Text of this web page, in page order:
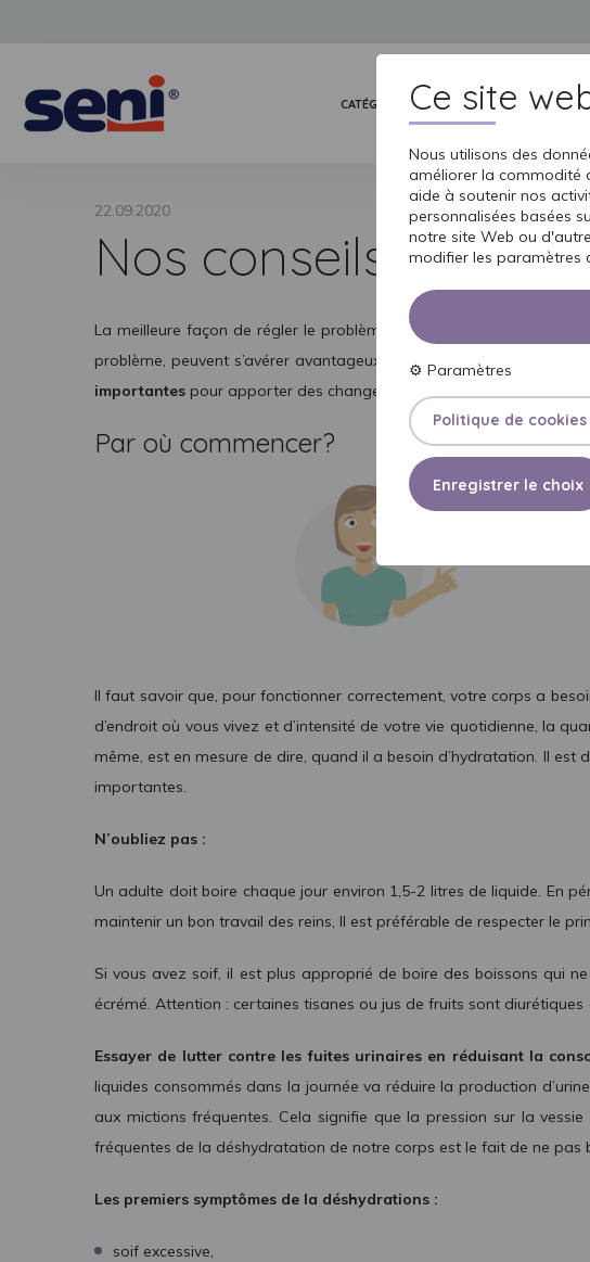
CATÉGORIES DE PRODUITS UNIVERS
22.09.2020
Nos conseils
La meilleure façon de régler le problème des fuites urinaires est
problème, peuvent s’avérer avantageux dans le traitement, tant
importantes pour apporter des changements dans la vie quotidienne.
Par où commencer?
Il faut savoir que, pour fonctionner correctement, votre corps a
d’endroit où vous vivez et d’intensité de votre vie quotidienne, la
même, est en mesure de dire, quand il a besoin d’hydratation. Il
importantes.
N’oubliez pas :
Un adulte doit boire chaque jour environ 1,5-2 litres de liquide. En
maintenir un bon travail des reins, Il est préférable de respecter le
Si vous avez soif, il est plus approprié de boire des boissons qui
écrémé. Attention : certaines tisanes ou jus de fruits sont diurétiques
Essayer de lutter contre les fuites urinaires en réduisant la
liquides consommés dans la journée va réduire la production
aux mictions fréquentes. Cela signifie que la pression sur la
fréquentes de la déshydratation de notre corps est le fait de ne pas
Les premiers symptômes de la déshydrations :
soif excessive,
Ce site
Nous utilisons des
améliorer la commodité
aide à soutenir nos
personnalisées basées
notre site Web ou
modifier les paramètres
⚙ Paramètres
Politique de cookies
Enregistrer le choix